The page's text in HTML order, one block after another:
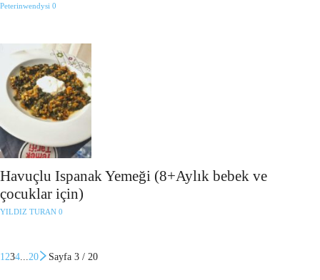
Peterinwendysi 0
Havuçlu Ispanak Yemeği (8+Aylık bebek ve
çocuklar için)
YILDIZ TURAN 0
1 234 20 Sayfa 3 / 20